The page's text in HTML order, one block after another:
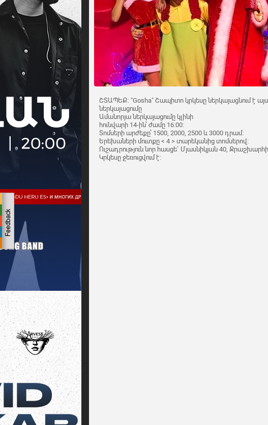
ՇՏԱՊԵՔ։ "Gosha" Շապիտո կրկեսը ներկայացնում է
ներկայացումը
Ամանորյա ներկայացումը կլինի
հունվարի 14-ին՝ ժամը 16։00։
Տոմսերի արժեքը՝ 1500, 2000, 2500 և 3000 դրամ։
Երեխաների մուտքը < 4 > տարեկանից տոմսերով:
Ուշադրություն նոր հասցե` Մյասնիկյան 40,
Կրկեսը ջեռուցվում է: